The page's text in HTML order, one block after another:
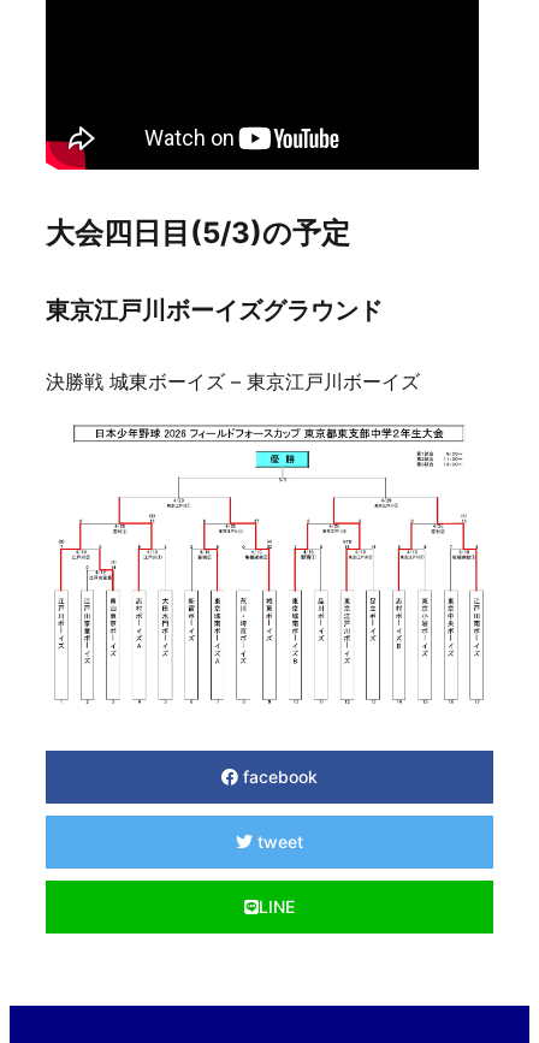
大会四日目(5/3)の予定
東京江戸川ボーイズグラウンド
決勝戦 城東ボーイズ – 東京江戸川ボーイズ
facebook
tweet
LINE